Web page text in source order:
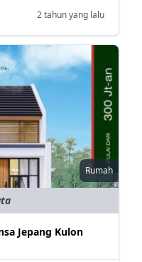
2 tahun yang lalu
Rumah
Jepang Kulon